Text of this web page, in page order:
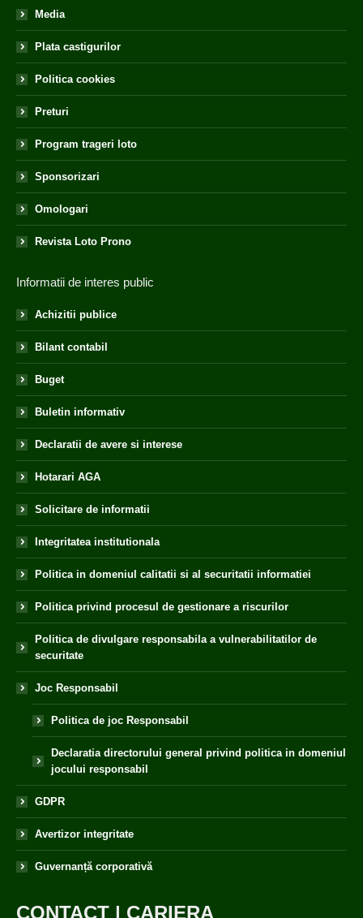
Media
Plata castigurilor
Politica cookies
Preturi
Program trageri loto
Sponsorizari
Omologari
Revista Loto Prono
Informatii de interes public
Achizitii publice
Bilant contabil
Buget
Buletin informativ
Declaratii de avere si interese
Hotarari AGA
Solicitare de informatii
Integritatea institutionala
Politica in domeniul calitatii si al securitatii informatiei
Politica privind procesul de gestionare a riscurilor
Politica de divulgare responsabila a vulnerabilitatilor de
securitate
Joc Responsabil
Politica de joc Responsabil
Declaratia directorului general privind politica in domeniul
jocului responsabil
GDPR
Avertizor integritate
Guvernanță corporativă
CONTACT | CARIERA